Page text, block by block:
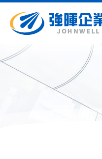
所有管